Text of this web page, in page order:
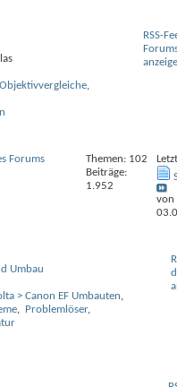
Objektivvergleiche,
RSS-
Forums
Themen: 102
Beiträge:
1.952
von
Umbau
> Canon EF Umbauten,
, Problemlöser,